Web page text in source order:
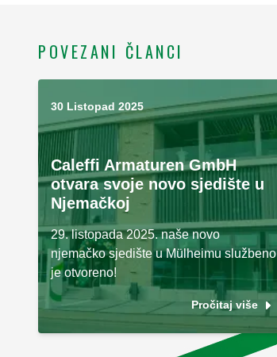
POVEZANI ČLANCI
30 Listopad 2025
Caleffi Armaturen GmbH
otvara svoje novo sjedište u
Njemačkoj
29. listopada 2025. naše novo
njemačko sjedište u Mülheimu službeno
je otvoreno!
Pročitaj više